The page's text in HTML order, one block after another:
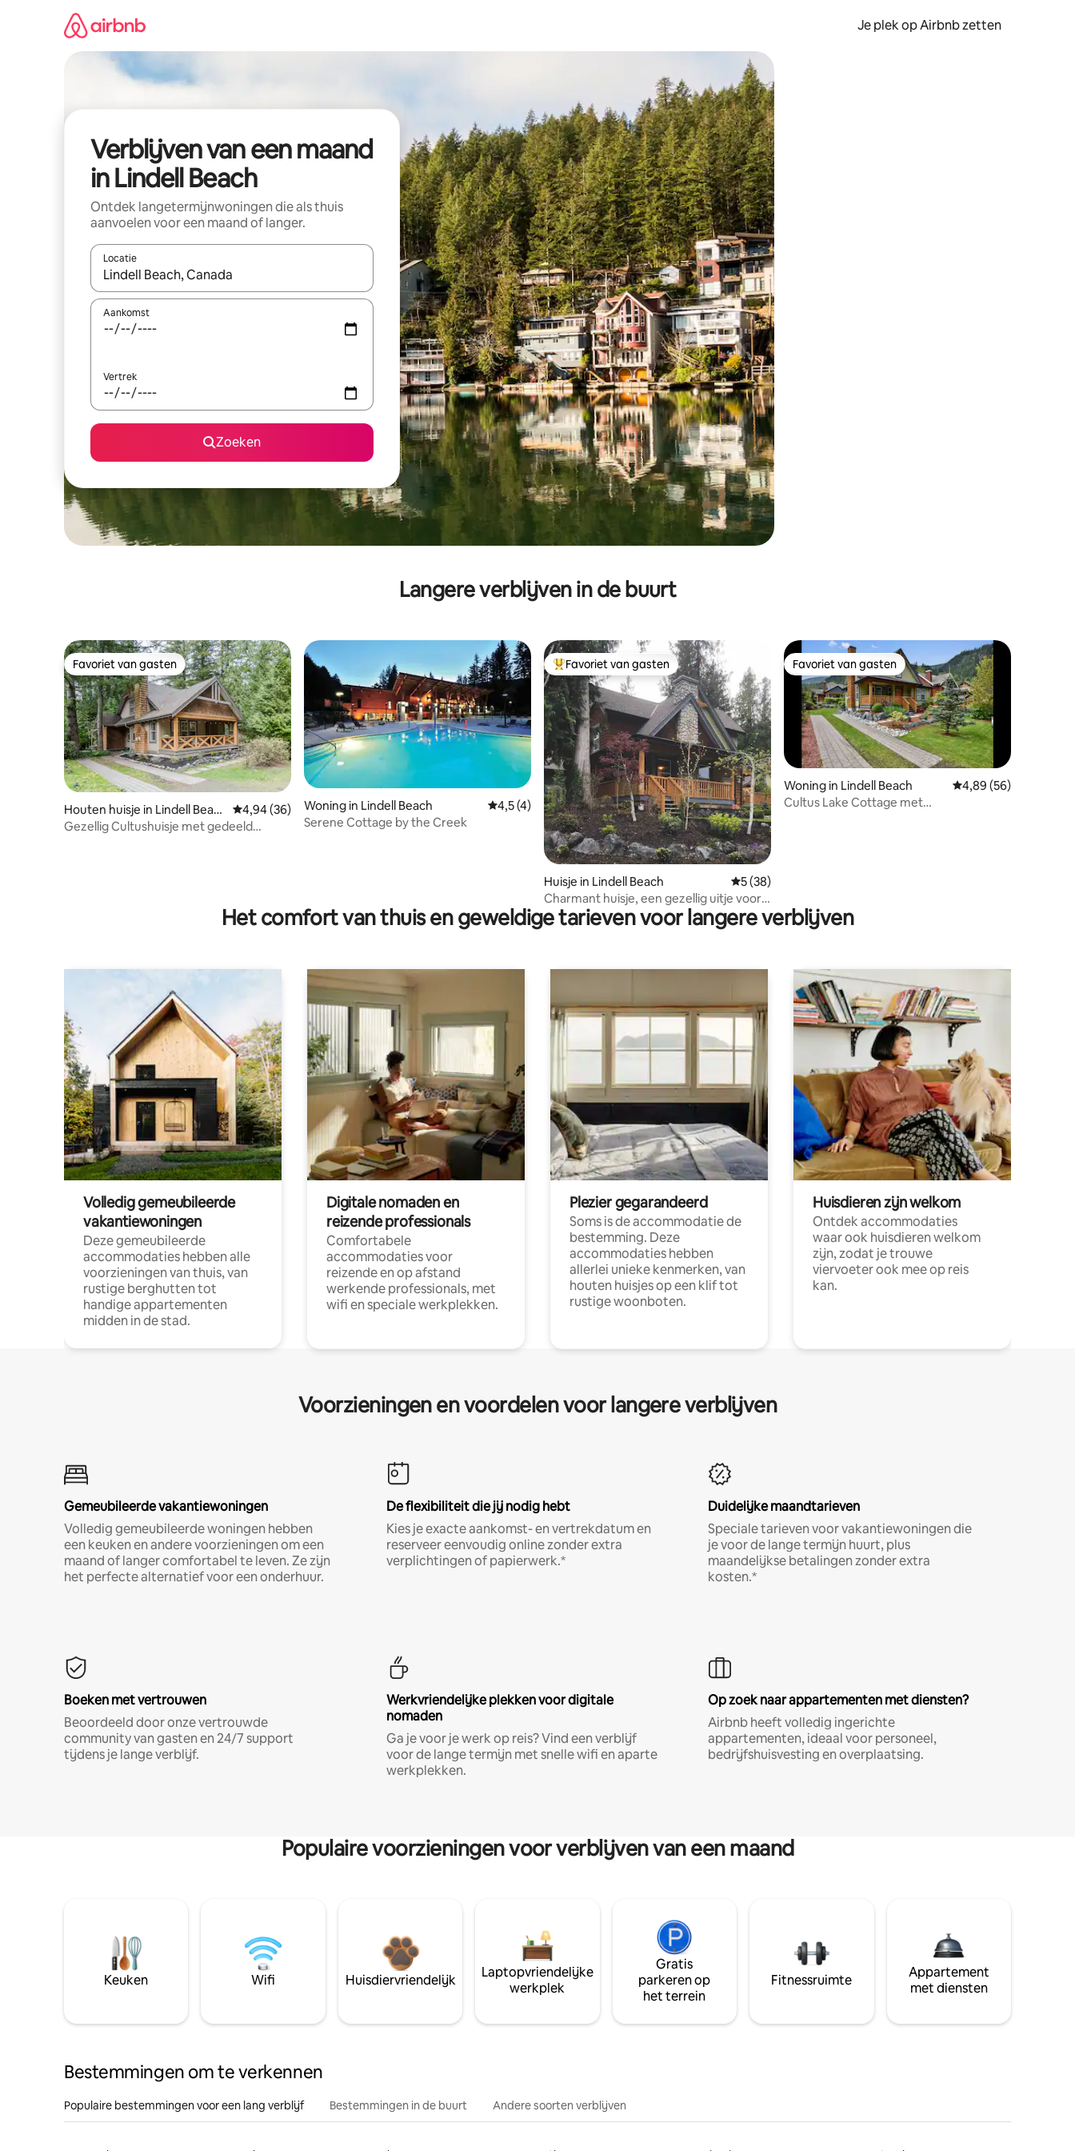
Je plek op Airbnb zetten
Verblijven van een maand
in Lindell Beach
Ontdek langetermijnwoningen die als thuis
aanvoelen voor een maand of langer.
Locatie
Wanneer er resultaten beschikbaar zijn, maak je een keuze met je de pijltjestoetsen omhoog en omlaag, óf door te tikken of swipen.
Aankomst
Vertrek
Zoeken
Langere verblijven in de buurt
Favoriet van gasten
Favoriet van gasten
Houten huisje in Lindell Beac
h
Gemiddelde beoordeling van 4,94 op 5, 36 recensies
4,94 (36)
Gezellig Cultushuisje met gedeeld
Woning in Lindell Beach Gemiddelde beoordeling van 4,5 op 5, 4 recensies
4,5 (4)
Serene Cottage by the Creek
Topfavoriet van gasten
Favoriet van gasten
Huisje in Lindell Beach Gemiddelde beoordeling van 5 op 5, 38 recensies
5 (38)
Charmant huisje, een gezellig uitje voor
gezinnen/stellen
Favoriet van gasten
Favoriet van gasten
Woning in Lindell Beach Gemiddelde
4,89 (56)
Cultus Lake Cottage met
Het comfort van thuis en geweldige tarieven voor langere verblijven
Volledig gemeubileerde
vakantiewoningen
Deze gemeubileerde
accommodaties hebben alle
voorzieningen van thuis, van
rustige berghutten tot
handige appartementen
midden in de stad.
Digitale nomaden en
reizende professionals
Comfortabele
accommodaties voor
reizende en op afstand
werkende professionals, met
wifi en speciale werkplekken.
Plezier gegarandeerd
Soms is de accommodatie de
bestemming. Deze
accommodaties hebben
allerlei unieke kenmerken, van
houten huisjes op een klif tot
rustige woonboten.
Huisdieren zijn welkom
Ontdek accommodaties
waar ook huisdieren welkom
zijn, zodat je trouwe
viervoeter ook mee op reis
kan.
Voorzieningen en voordelen voor langere verblijven
Gemeubileerde vakantiewoningen
Volledig gemeubileerde woningen hebben
een keuken en andere voorzieningen om een
maand of langer comfortabel te leven. Ze zijn
het perfecte alternatief voor een onderhuur.
De flexibiliteit die jij nodig hebt
Kies je exacte aankomst- en vertrekdatum en
reserveer eenvoudig online zonder extra
verplichtingen of papierwerk.*
Duidelijke maandtarieven
Speciale tarieven voor vakantiewoningen die
je voor de lange termijn huurt, plus
maandelijkse betalingen zonder extra
kosten.*
Boeken met vertrouwen
Beoordeeld door onze vertrouwde
community van gasten en 24/7 support
tijdens je lange verblijf.
Werkvriendelijke plekken voor digitale
nomaden
Ga je voor je werk op reis? Vind een verblijf
voor de lange termijn met snelle wifi en aparte
werkplekken.
Op zoek naar appartementen met diensten?
Airbnb heeft volledig ingerichte
appartementen, ideaal voor personeel,
bedrijfshuisvesting en overplaatsing.
Populaire voorzieningen voor verblijven van een maand
Keuken Wifi Huisdiervriendelijk
Laptopvriendelijke
werkplek
Gratis
parkeren op
het terrein
Fitnessruimte
Appartement
met diensten
Bestemmingen om te verkennen
Populaire bestemmingen voor een lang verblijf Bestemmingen in de buurt Andere soorten verblijven